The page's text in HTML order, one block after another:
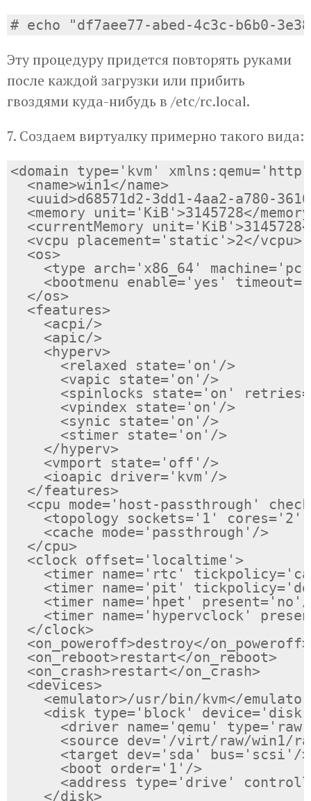
Эту процедуру придется повторять руками
после каждой загрузки или прибить
гвоздями куда-нибудь в /etc/rc.local.
7. Создаем виртуалку примерно такого вида:
<domain type='kvm'
  <name>win1</name>
<uuid>d68571d2-3dd1-4aa2-a780-
<memory unit='KiB'>3145728</
<currentMemory
  <vcpu placement='static'>2</vcpu>
  <os>
<type arch='x86_64'
<bootmenu enable='yes'
  </os>
  <features>
    <acpi/>
    <apic/>
    <hyperv>
      <relaxed state='on'/>
      <vapic state='on'/>
<spinlocks state='on'
      <vpindex state='on'/>
      <synic state='on'/>
      <stimer state='on'/>
    </hyperv>
    <vmport state='off'/>
    <ioapic driver='kvm'/>
  </features>
<cpu mode='host-passthrough'
<topology sockets='1' cores='2'
    <cache mode='passthrough'/>
  </cpu>
  <clock offset='localtime'>
<timer name='rtc'
<timer name='pit'
<timer name='hpet'
<timer name='hypervclock'
  </clock>
  <on_poweroff>destroy</on_poweroff>
  <on_reboot>restart</on_reboot>
  <on_crash>restart</on_crash>
  <devices>
<emulator>/usr/bin/kvm</
<disk type='block'
<driver name='qemu'
<source dev='/virt/raw/win1/
      <target dev='sda' bus='scsi'/>
      <boot order='1'/>
<address type='drive'
    </disk>